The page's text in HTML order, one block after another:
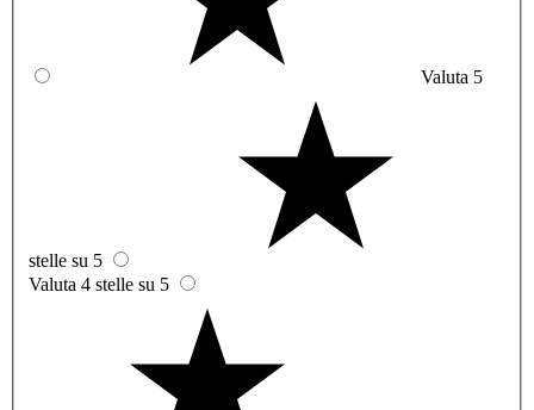
Valuta 5
stelle su 5
Valuta 4 stelle su 5